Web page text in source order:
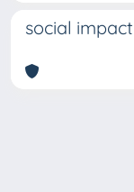
social impact